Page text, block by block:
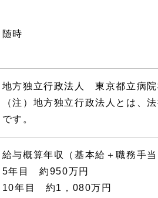
随時
地方独立行政法人 東京都立病院
（注）地方独立行政法人とは、
です。
給与概算年収（基本給＋職務手
5年目 約950万円
10年目 約1，080万円